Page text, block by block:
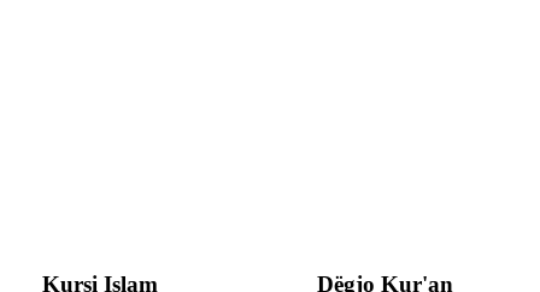
Kursi Islam Dëgjo Kur'an